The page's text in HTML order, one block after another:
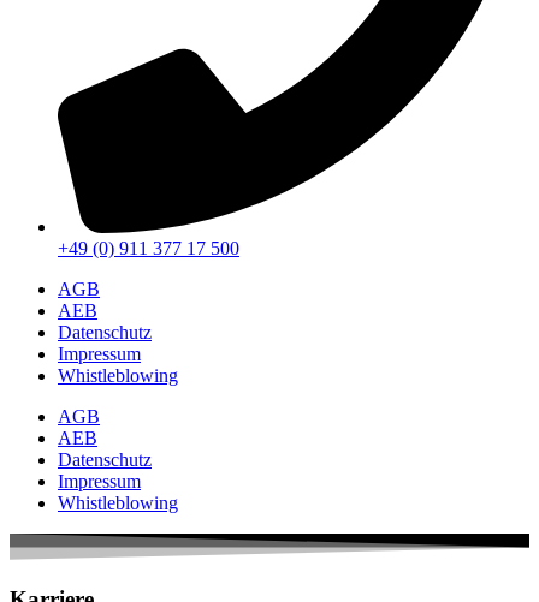
+49 (0) 911 377 17 500
AGB
AEB
Datenschutz
Impressum
Whistleblowing
AGB
AEB
Datenschutz
Impressum
Whistleblowing